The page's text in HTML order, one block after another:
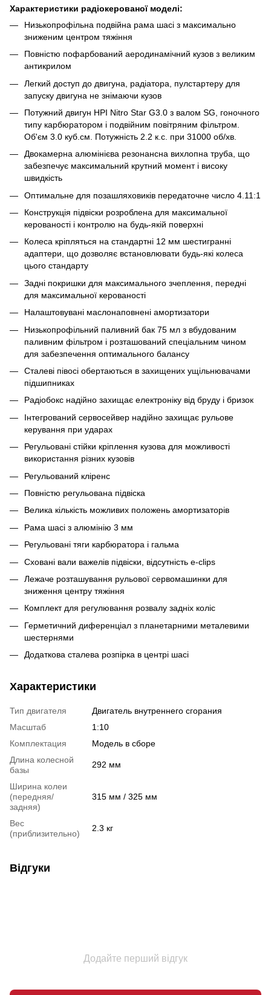
Характеристики радіокерованої моделі:
Низькопрофільна подвійна рама шасі з максимально
зниженим центром тяжіння
Повністю пофарбований аеродинамічний кузов з великим
антикрилом
Легкий доступ до двигуна, радіатора, пулстартеру для
запуску двигуна не знімаючи кузов
Потужний двигун HPI Nitro Star G3.0 з валом SG, гоночного
типу карбюратором і подвійним повітряним фільтром.
Об'єм 3.0 куб.см. Потужність 2.2 к.с. при 31000 об/хв.
Двокамерна алюмінієва резонансна вихлопна труба, що
забезпечує максимальний крутний момент і високу
швидкість
Оптимальне для позашляховиків передаточне число 4.11:1
Конструкція підвіски розроблена для максимальної
керованості і контролю на будь-якій поверхні
Колеса кріпляться на стандартні 12 мм шестигранні
адаптери, що дозволяє встановлювати будь-які колеса
цього стандарту
Задні покришки для максимального зчеплення, передні
для максимальної керованості
Налаштовувані маслонаповнені амортизатори
Низькопрофільний паливний бак 75 мл з вбудованим
паливним фільтром і розташований спеціальним чином
для забезпечення оптимального балансу
Сталеві півосі обертаються в захищених ущільнювачами
підшипниках
Радіобокс надійно захищає електроніку від бруду і бризок
Інтегрований сервосейвер надійно захищає рульове
керування при ударах
Регульовані стійки кріплення кузова для можливості
використання різних кузовів
Регульований кліренс
Повністю регульована підвіска
Велика кількість можливих положень амортизаторів
Рама шасі з алюмінію 3 мм
Регульовані тяги карбюратора і гальма
Сховані вали важелів підвіски, відсутність e-clips
Лежаче розташування рульової сервомашинки для
зниження центру тяжіння
Комплект для регулювання розвалу задніх коліс
Герметичний диференціал з планетарними металевими
шестернями
Додаткова сталева розпірка в центрі шасі
Характеристики
Тип двигателя
Двигатель внутреннего сгорания
Масштаб
1:10
Комплектация
Модель в сборе
Длина колесной
базы
292 мм
Ширина колеи
(передняя/
задняя)
315 мм / 325 мм
Вес
(приблизительно)
2.3 кг
Відгуки
Додайте перший відгук